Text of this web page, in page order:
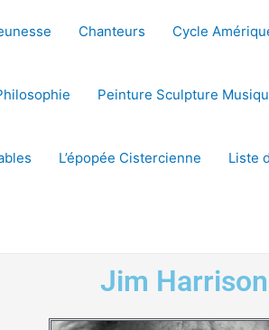
Chanteurs Cycle
Peinture Sculpture
L’épopée Cistercienne Liste
Jim Harrison